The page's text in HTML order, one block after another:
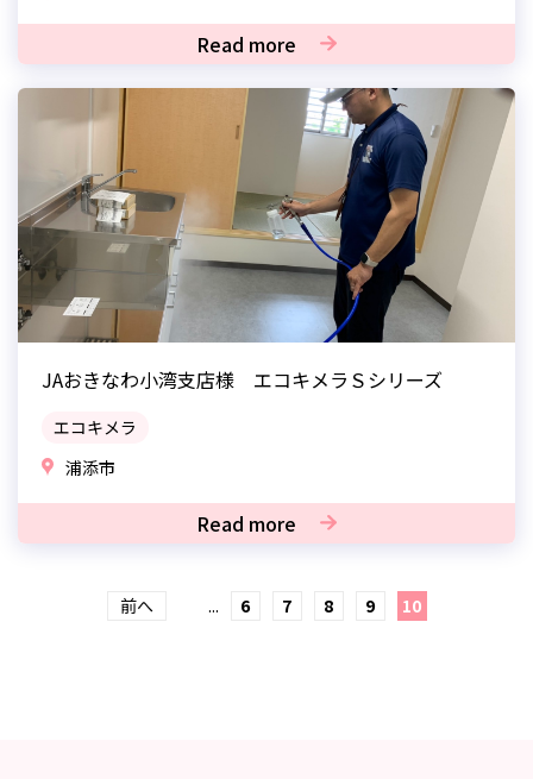
Read more
JAおきなわ小湾支店様 エコキメラＳシリーズ
エコキメラ
浦添市
Read more
前へ ... 6 7 8 9 10